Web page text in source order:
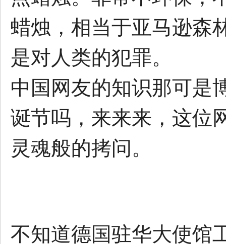
蜡烛，相当于亚马逊森
是对人类的犯罪。
中国网友的知识那可是
诞节吗，来来来，这位
灵魂般的拷问。
不知道德国驻华大使馆